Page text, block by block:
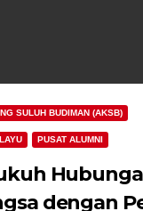
SULUH BUDIMAN (AKSB)
PUSAT ALUMNI
dengan